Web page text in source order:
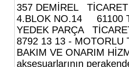
357 DEMİREL
4.BLOK NO.14 61100
YEDEK PARÇA
8792 13 13 - MOTORLU
BAKIM VE ONARIM
aksesuarlarının